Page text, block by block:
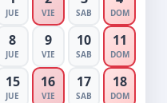
JUE VIE SAB DOM
8
JUE
9
VIE
10
SAB
11
DOM
15
JUE
16
VIE
17
SAB
18
DOM